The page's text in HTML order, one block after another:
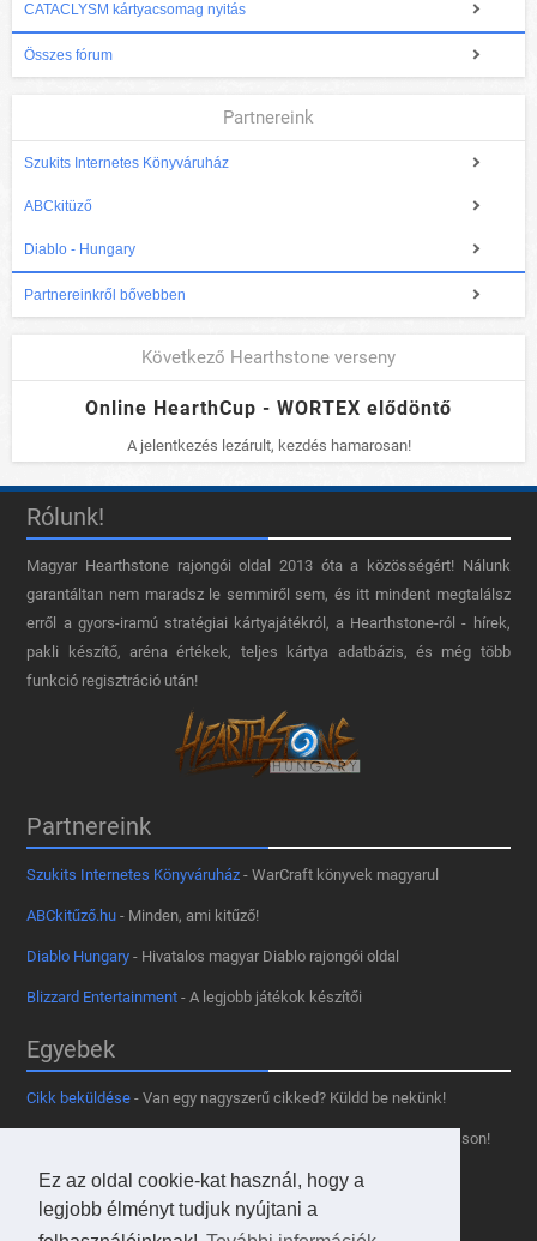
Ez az oldal cookie-kat használ, hogy a
legjobb élményt tudjuk nyújtani a
CATACLYSM kártyacsomag nyitás
Összes fórum
Partnereink
Szukits Internetes Könyváruház
ABCkitüző
Diablo - Hungary
Partnereinkről bővebben
Következő Hearthstone verseny
Online HearthCup - WORTEX elődöntő
A jelentkezés lezárult, kezdés hamarosan!
Rólunk!
Magyar Hearthstone​ rajongói oldal 2013 óta a közösségért! Nálunk
garantáltan nem maradsz le semmiről sem, és itt mindent megtalálsz
erről a gyors-iramú stratégiai kártyajátékról, a Hearthstone-ról - hírek,
pakli készítő, aréna értékek, teljes kártya adatbázis, és még több
funkció regisztráció után!
Partnereink
Szukits Internetes Könyváruház - WarCraft könyvek magyarul
ABCkitűző.hu - Minden, ami kitűző!
Diablo Hungary - Hivatalos magyar Diablo rajongói oldal
Blizzard Entertainment - A legjobb játékok készítői
Egyebek
Cikk beküldése - Van egy nagyszerű cikked? Küldd be nekünk!
- Tetszik az oldal? Segíts, hogy fennmaradhasson!
Kapcsolat, médiaajánlat- Lépj velünk kapcsolatba!
Használd a tooltipünket- A saját oldaladon is!